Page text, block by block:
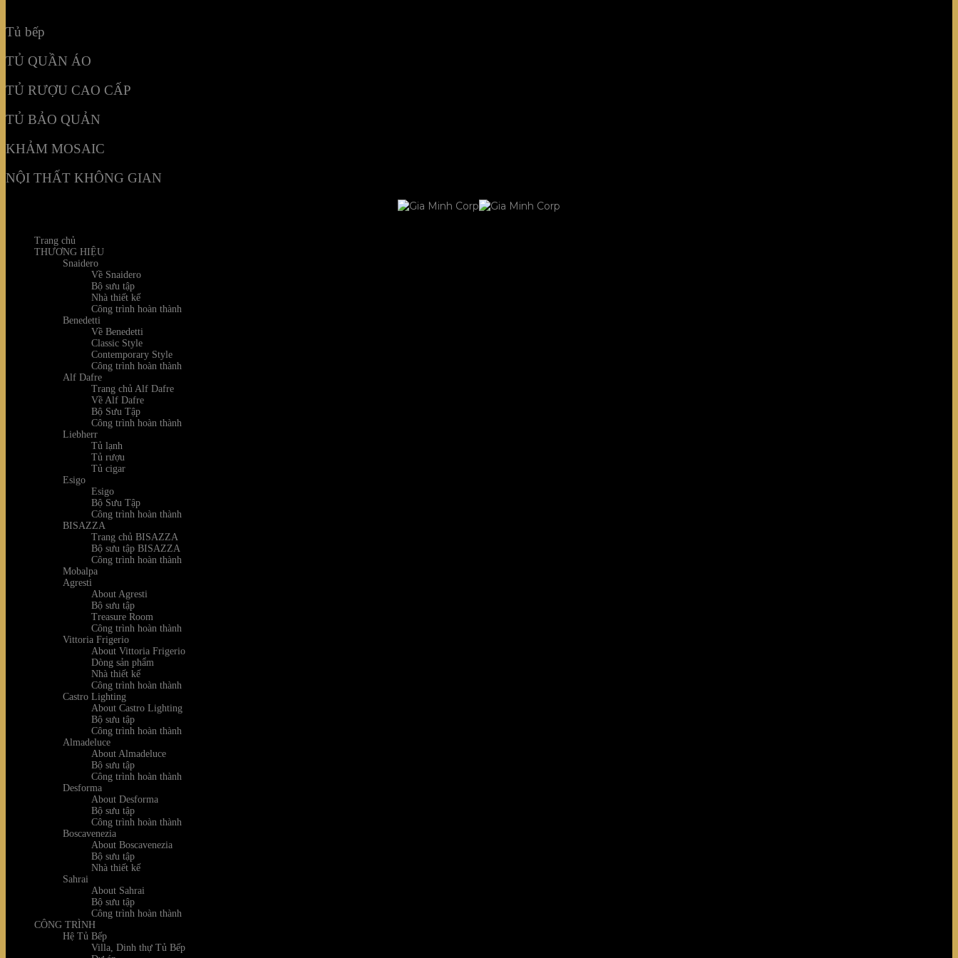
Tủ bếp
TỦ QUẦN ÁO
TỦ RƯỢU CAO CẤP
TỦ BẢO QUẢN
KHẢM MOSAIC
NỘI THẤT KHÔNG GIAN
Trang chủ
THƯƠNG HIỆU
Snaidero
Về Snaidero
Bộ sưu tập
Nhà thiết kế
Công trình hoàn thành
Benedetti
Về Benedetti
Classic Style
Contemporary Style
Công trình hoàn thành
Alf Dafre
Trang chủ Alf Dafre
Về Alf Dafre
Bộ Sưu Tập
Công trình hoàn thành
Liebherr
Tủ lạnh
Tủ rượu
Tủ cigar
Esigo
Esigo
Bộ Sưu Tập
Công trình hoàn thành
BISAZZA
Trang chủ BISAZZA
Bộ sưu tập BISAZZA
Công trình hoàn thành
Mobalpa
Agresti
About Agresti
Bộ sưu tập
Treasure Room
Công trình hoàn thành
Vittoria Frigerio
About Vittoria Frigerio
Dòng sản phẩm
Nhà thiết kế
Công trình hoàn thành
Castro Lighting
About Castro Lighting
Bộ sưu tập
Công trình hoàn thành
Almadeluce
About Almadeluce
Bộ sưu tập
Công trình hoàn thành
Desforma
About Desforma
Bộ sưu tập
Công trình hoàn thành
Boscavenezia
About Boscavenezia
Bộ sưu tập
Nhà thiết kế
Sahrai
About Sahrai
Bộ sưu tập
Công trình hoàn thành
CÔNG TRÌNH
Hệ Tủ Bếp
Villa, Dinh thự Tủ Bếp